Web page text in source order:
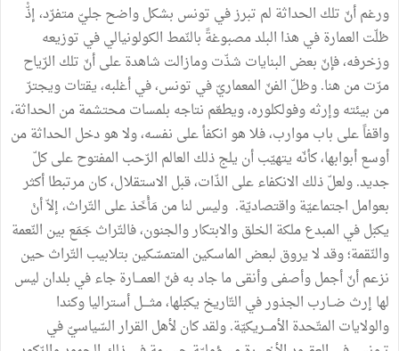
ورغمأنّ تلك الحداثة لم تبرزفي تونس بشكلواضحجليّمتفرّد،إذّْ
ظلّت العمارةفي هذا البلدمصبوغةً بالنّمط الكولونياليفي توزيعه
وزخرفه،فإنّ بعض البنايات شذّتومازالت شاهدةعلىأنّ تلك الرّياح
مرّتمن هنا.وظلّ الفنّ المعماريّفي تونس،فيأغلبه،يقتاتويجترّ
من بيئتهوإرثهوفولكلوره،ويطعّم نتاجه بلمساتمحتشمةمن الحداثة،
واقفاًعلى بابموارب،فلاهوانكفأعلى نفسه،ولاهودخل الحداثةمن
أوسعأبوابها،كأنّه يتهيّبأن يلجذلك العالم الرّحب المفتوحعلىكلّ
جديد.ولعلّذلك الانكفاءعلى الذّات،قبل الاستقلال،كانمرتبطاأكثر
بعوامل اجتماعيّةواقتصاديّة. وليس لنامنمَأْخَذعلى التّراث،إلاّأنْ
يكبّلفي المبدعملكة الخلقوالابتكاروالجنون،فالتّراثجَمَع بين النّعمة
والنّقمة؛وقدلايروق لبعض الماسكين المتمسّكين بتلابيب التّراثحين
نزعمأنّأجملوأصفىوأنقىماجادبهفنّ العمـــارةجاءفي بلدان ليس
لها إرث ضــارب الجذورفي التّاريخ يكبّلها،مثــــلأسترالياوكندا
والولايات المتّحدة الأمـــريكيّة.ولقدكان لأهل القرارالسّياسيّفي